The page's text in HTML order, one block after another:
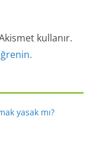
kullanır.
yasak mı?